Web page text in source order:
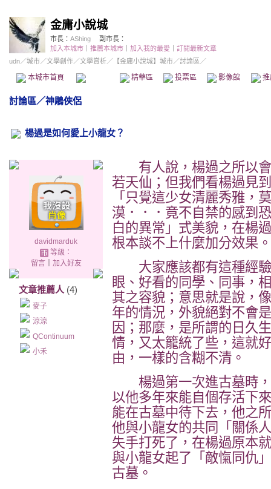
金庸小說城
市長： AShing
副市長：
加入本城市
推薦本城市 加入我的最愛
訂閱最新文章
udn／城市／文學創作／文學賞析／ 【金庸小說城】城市／討論區／
本城市首頁 精華區 投票區 影像館
討論區／神鵰俠侶
楊過是如何愛上小龍女？
davidmarduk
等級：
留言｜ 加入好友
文章推薦人 (4)
麥子
涼涼
QContinuum
小禾
有人說，楊過之所以會
若天仙；但我們看楊過見
「只覺這少女清麗秀雅，
漠．．．竟不自禁的感到
白的異常」式美貌，在楊
根本談不上什麼加分效果。
大家應該都有這種經驗
眼、好看的同學、同事，
其之容貌；意思就是說，
年的情況，外貌絕對不會
因；那麼，是所謂的日久
情，又太籠統了些，這就
由，一樣的含糊不清。
楊過第一次進古墓時，
以他多年來能自個存活下
能在古墓中待下去，他之
他與小龍女的共同「關係
失手打死了，在楊過原本
與小龍女起了「敵愾同仇
古墓。